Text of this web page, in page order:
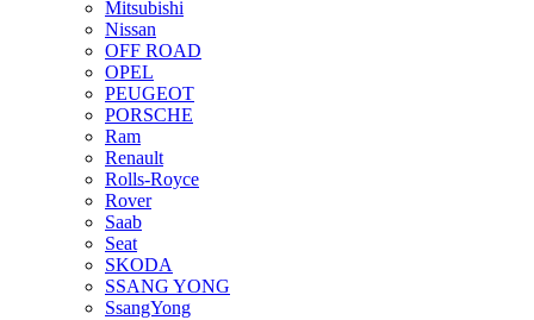
Mitsubishi
Nissan
OFF ROAD
OPEL
PEUGEOT
PORSCHE
Ram
Renault
Rolls-Royce
Rover
Saab
Seat
SKODA
SSANG YONG
SsangYong